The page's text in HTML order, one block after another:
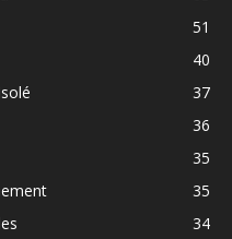
51
40
37
36
35
35
34